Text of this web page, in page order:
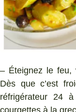
– Éteignez le feu,
Dès que c’est
réfrigérateur 24